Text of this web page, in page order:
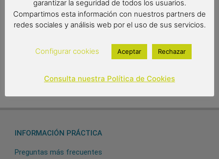
10,00€ 7,00€
INFORMACIÓN PRÁCTICA
Preguntas más frecuentes
garantizar la seguridad de todos los usuarios.
Compartimos esta información con nuestros partners de
redes sociales y análisis web por el uso de sus servicios.
Configurar cookies Aceptar Rechazar
Consulta nuestra Política de Cookies